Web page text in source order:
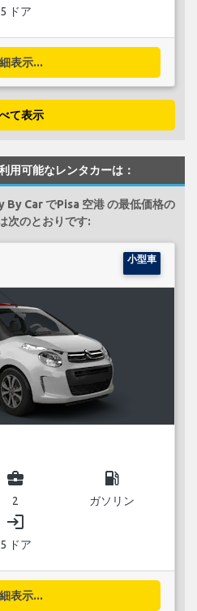
5 ドア
表示...
て表示
用可能なレンタカーは：
By Car でPisa 空港 の最低価格の
次のとおりです:
小型車
business_center
2
local_gas_station
ガソリン
login
5 ドア
表示...